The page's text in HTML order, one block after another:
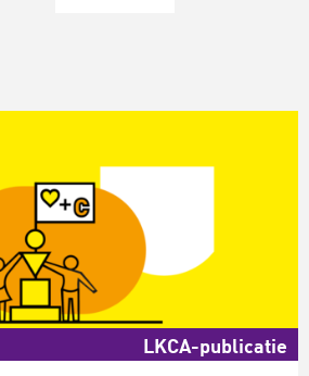
LKCA-publicatie